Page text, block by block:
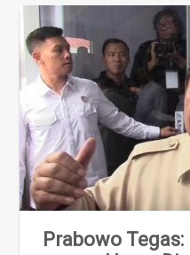
Prabowo